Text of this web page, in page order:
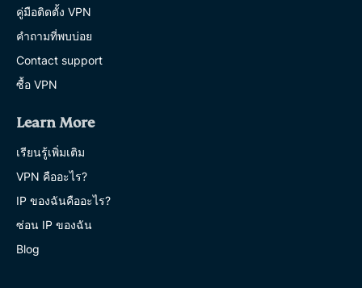
คู่มือติดตั้ง VPN
คำถามที่พบบ่อย
Contact support
ซื้อ VPN
Learn More
เรียนรู้เพิ่มเติม
VPN คืออะไร?
IP ของฉันคืออะไร?
ซ่อน IP ของฉัน
Blog